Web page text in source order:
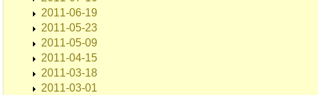
2011-06-19
2011-05-23
2011-05-09
2011-04-15
2011-03-18
2011-03-01